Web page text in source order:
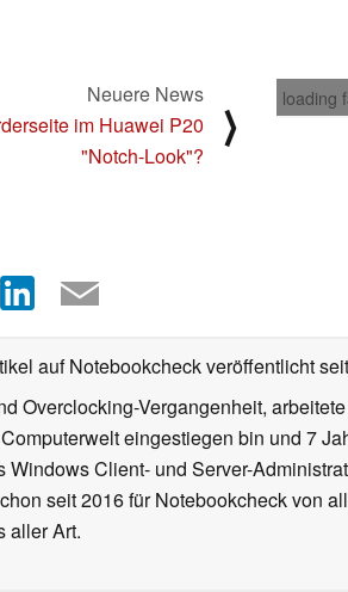
loading
Neuere News
im Huawei P20
"Notch-Look"?
⟩
auf Notebookcheck veröffentlicht
Overclocking-Vergangenheit,
eingestiegen bin und 7
Client- und Server-
seit 2016 für Notebookcheck von
aller Art.